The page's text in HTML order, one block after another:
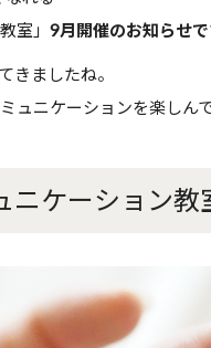
室」 9月開催のお知らせで
きましたね。
ュニケーションを楽しん
ニケーション教